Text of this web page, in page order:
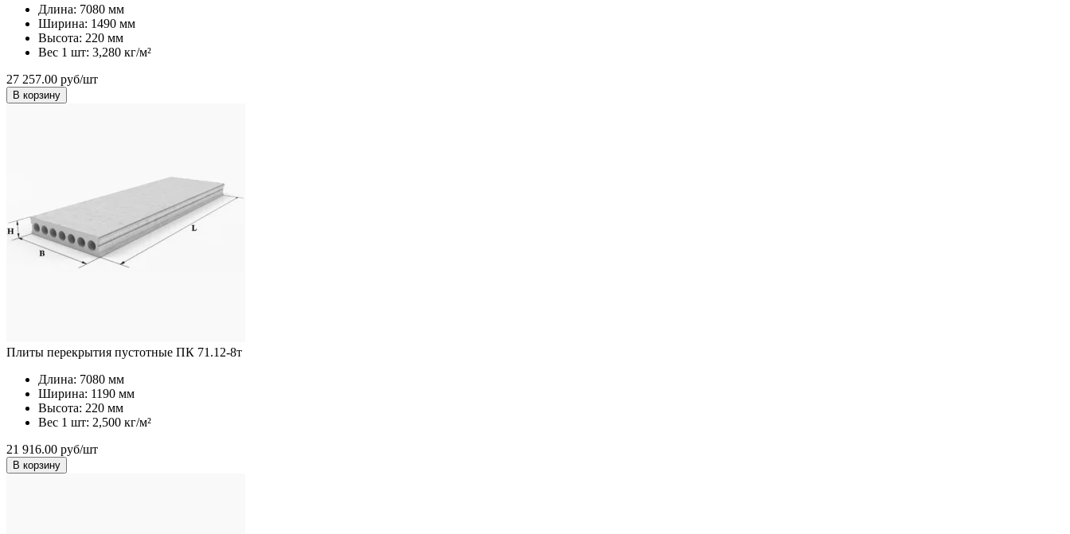
Длина: 7080 мм
Ширина: 1490 мм
Высота: 220 мм
Вес 1 шт: 3,280 кг/м²
27 257.00 руб/шт
В корзину
Плиты перекрытия пустотные ПК 71.12-8т
Длина: 7080 мм
Ширина: 1190 мм
Высота: 220 мм
Вес 1 шт: 2,500 кг/м²
21 916.00 руб/шт
В корзину